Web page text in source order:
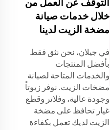
خلال خدمات صيانة
مضخة الزيت لدينا
في جيلان، نحن نثق فقط
بأفضل المنتجات
والخدمات المتاحة لصيانة
مضخات الزيت. نوفر زيوتاً
وجودة عالية، وفلاتر وقطع
غيار تحافظ على مضخة
الزيت لديك تعمل بكفاءة